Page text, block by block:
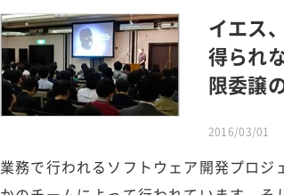
イエス
得られ
限委譲
2016/03/01
業務で行われるソフトウェア開発プロジ